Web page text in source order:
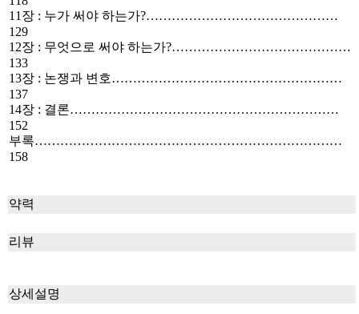
11장 : 누가 써야 하는가?………………………………………
129
12장 : 무엇으로 써야 하는가?……………………………………
133
13장 : 논쟁과 변호………………………………………………
137
14장 : 결론………………………………………………………
152
부록………………………………………………………………
158
약력
리뷰
상세설명